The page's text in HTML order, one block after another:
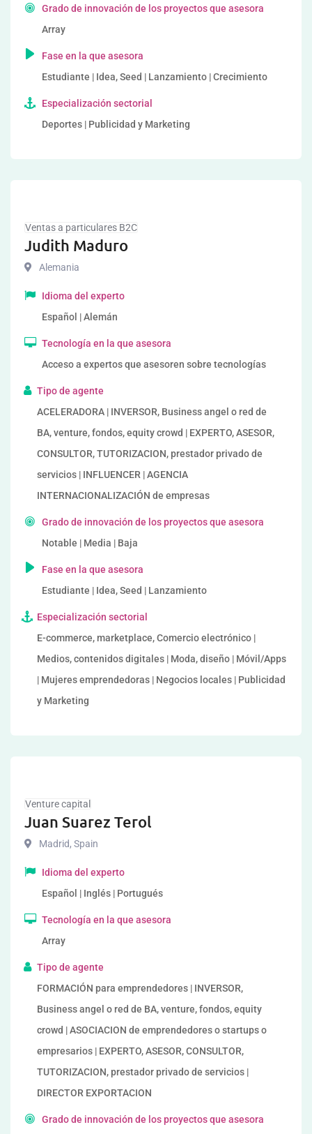
Grado de innovación de los proyectos que asesora
Array
Fase en la que asesora
Estudiante | Idea, Seed | Lanzamiento | Crecimiento
Especialización sectorial
Deportes | Publicidad y Marketing
Ventas a particulares B2C
Judith Maduro
Alemania
Idioma del experto
Español | Alemán
Tecnología en la que asesora
Acceso a expertos que asesoren sobre tecnologías
Tipo de agente
ACELERADORA | INVERSOR, Business angel o red de
BA, venture, fondos, equity crowd | EXPERTO, ASESOR,
CONSULTOR, TUTORIZACION, prestador privado de
servicios | INFLUENCER | AGENCIA
INTERNACIONALIZACIÓN de empresas
Grado de innovación de los proyectos que asesora
Notable | Media | Baja
Fase en la que asesora
Estudiante | Idea, Seed | Lanzamiento
Especialización sectorial
E-commerce, marketplace, Comercio electrónico |
Medios, contenidos digitales | Moda, diseño | Móvil/Apps
| Mujeres emprendedoras | Negocios locales | Publicidad
y Marketing
Venture capital
Juan Suarez Terol
Madrid, Spain
Idioma del experto
Español | Inglés | Portugués
Tecnología en la que asesora
Array
Tipo de agente
FORMACIÓN para emprendedores | INVERSOR,
Business angel o red de BA, venture, fondos, equity
crowd | ASOCIACION de emprendedores o startups o
empresarios | EXPERTO, ASESOR, CONSULTOR,
TUTORIZACION, prestador privado de servicios |
DIRECTOR EXPORTACION
Grado de innovación de los proyectos que asesora